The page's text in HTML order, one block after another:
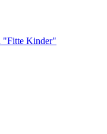
"Fitte Kinder"